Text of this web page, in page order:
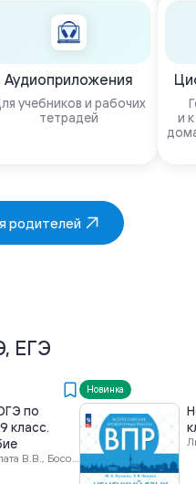
Аудиоприложения
учебников и рабочих
тетрадей
и
родителей
ЕГЭ
по
класс.
Босова Л.Л., Тарапата В.В., Босова А.Ю. и др.
Новинка